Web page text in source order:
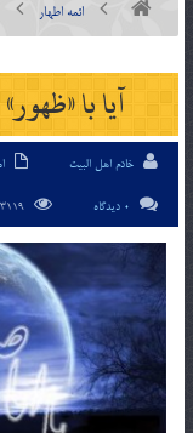
ائمه اطهار
آیا با
خادم اهل البیت
0 دیدگاه